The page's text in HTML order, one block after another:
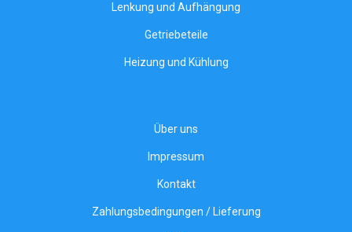
Lenkung und Aufhängung
Getriebeteile
Heizung und Kühlung
Über uns
Impressum
Kontakt
Zahlungsbedingungen / Lieferung